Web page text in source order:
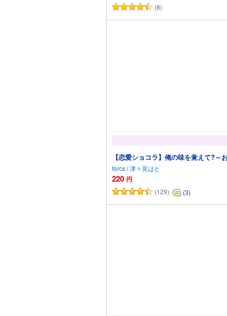
(8)
【恋愛ショコラ】俺の味を覚えて?
forcs/津々見はと
220 円
(129) (3)